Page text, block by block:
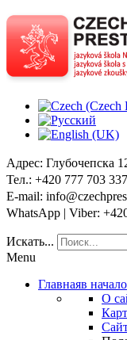
Адрес: Глубочепска
Тел.: +420 777 703 337
E-mail:
WhatsApp | Viber:
Искать...
Menu
Главнаяв начало
О